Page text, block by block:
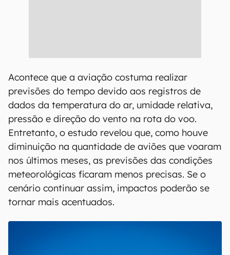
Acontece que a aviação costuma realizar
previsões do tempo devido aos registros de
dados da temperatura do ar, umidade relativa,
pressão e direção do vento na rota do voo.
Entretanto, o estudo revelou que, como houve
diminuição na quantidade de aviões que voaram
nos últimos meses, as previsões das condições
meteorológicas ficaram menos precisas. Se o
cenário continuar assim, impactos poderão se
tornar mais acentuados.